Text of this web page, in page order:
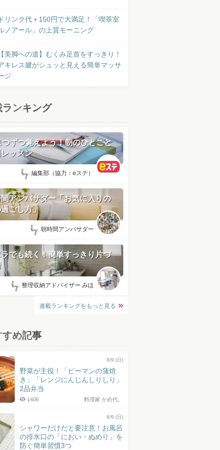
リンク代＋150円で大満足！「喫茶室
ノアール」の上質モーニング
美脚への道】むくみ足首をすっきり！
キレス腱がシュッと見える簡単マッサ
ジ
ランキング
つずつ覚えよう！朝のひとこと
ッスン
by: 編集部（協力：eステ）
アンバサダー「お気に入りの
ごし方」
by: 朝時間アンバサダー
でも続く！簡単すっきり片づ
by: 整理収納アドバイザー みほ
連載ランキングをもっと見る
すめ記事
8/9 (日)
野菜が主役！「ピーマンの蒲焼
き」「レンジにんじんしりしり」
2品弁当
料理家 かめ代。
1406
8/9 (日)
シャワーだけだと要注意！お風呂
の排水口の「におい・ぬめり」を
防ぐ簡単習慣3つ